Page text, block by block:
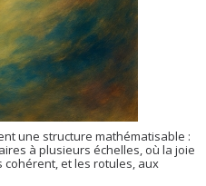
une structure mathématisable :
à plusieurs échelles, où la joie
et les rotules, aux